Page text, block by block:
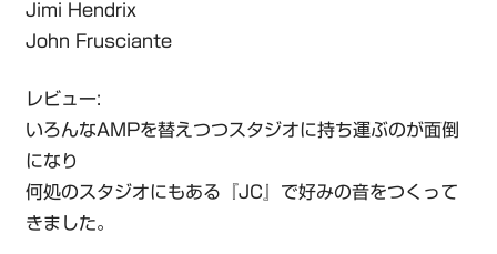
Jimi Hendrix
John Frusciante
レビュー:
いろんなAMPを替えつつスタジオに持ち運ぶのが面倒
になり
何処のスタジオにもある『JC』で好みの音をつくって
きました。